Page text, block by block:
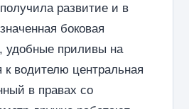
развитие и в
боковая
удобные приливы на
к водителю центральная
в правах со